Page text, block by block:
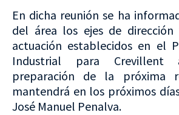
En dicha reunión se ha
del área los ejes de
actuación establecidos en el
Industrial para
preparación de la próxima
mantendrá en los próximos
José Manuel Penalva.